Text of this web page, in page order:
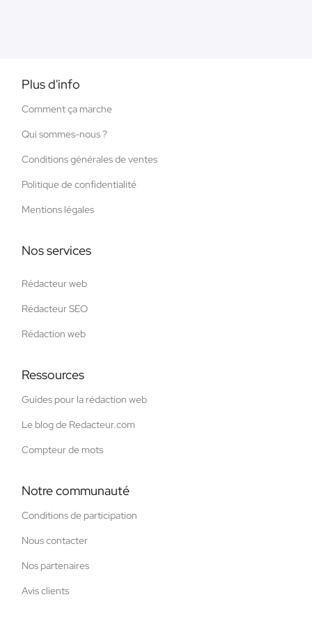
Plus d'info
Comment ça marche
Qui sommes-nous ?
Conditions générales de ventes
Politique de confidentialité
Mentions légales
Nos services
Rédacteur web
Rédacteur SEO
Rédaction web
Ressources
Guides pour la rédaction web
Le blog de Redacteur.com
Compteur de mots
Notre communauté
Conditions de participation
Nous contacter
Nos partenaires
Avis clients